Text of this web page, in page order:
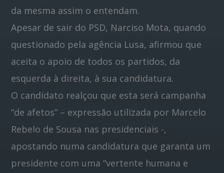
da mesma assim o entendam.
Apesar de sair do PSD, Narciso Mota, quando
questionado pela agência Lusa, afirmou que
aceita o apoio de todos os partidos, da
esquerda à direita, à sua candidatura.
O candidato realçou que esta será campanha
“de afetos” – expressão utilizada por Marcelo
Rebelo de Sousa nas presidenciais -,
apostando numa candidatura que garanta um
presidente com uma “vertente humana e